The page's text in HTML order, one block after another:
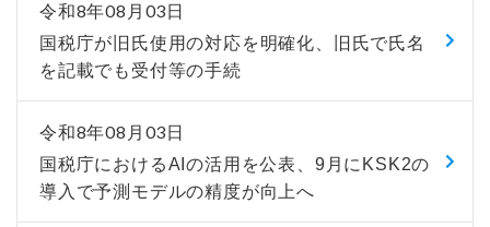
令和8年08月03日
国税庁が旧氏使用の対応を明確化、旧氏で氏名
を記載でも受付等の手続
令和8年08月03日
国税庁におけるAIの活用を公表、9月にKSK2の
導入で予測モデルの精度が向上へ